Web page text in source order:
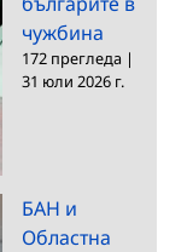
чужбина
172 прегледа |
31 юли 2026 г.
БАН и
Областна